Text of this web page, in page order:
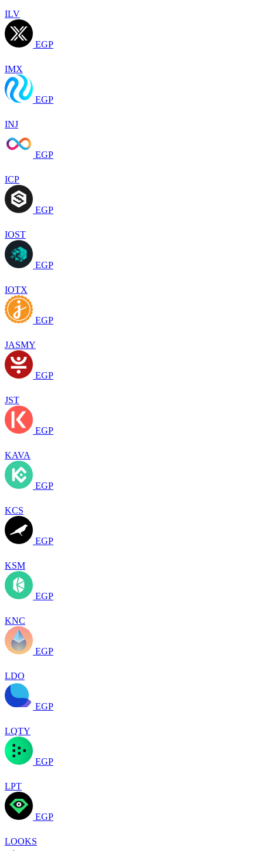
ILV
EGP
IMX
EGP
INJ
EGP
ICP
EGP
IOST
EGP
IOTX
EGP
JASMY
EGP
JST
EGP
KAVA
EGP
KCS
EGP
KSM
EGP
KNC
EGP
LDO
EGP
LQTY
EGP
LPT
EGP
LOOKS